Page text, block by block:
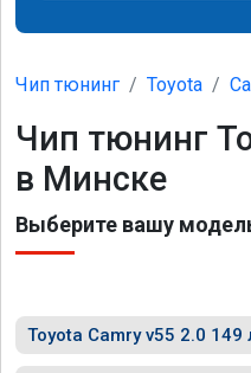
Чип тюнинг Toyota
Чип тюнинг
в Минске
Выберите вашу
Toyota Camry v55 2.0 149